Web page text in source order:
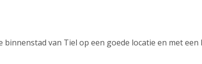
van Tiel op een goede locatie en met een